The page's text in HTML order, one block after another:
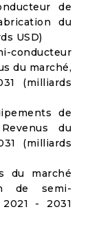
de
du
USD)
conducteur
du marché,
(milliards
de
du
(milliards
du marché
de semi-
- 2031